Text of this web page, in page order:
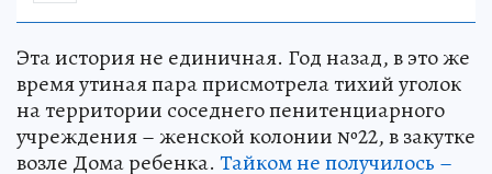
Эта история не единичная. Год назад, в это же
время утиная пара присмотрела тихий уголок
на территории соседнего пенитенциарного
учреждения – женской колонии №22, в закутке
возле Дома ребенка. Тайком не получилось –